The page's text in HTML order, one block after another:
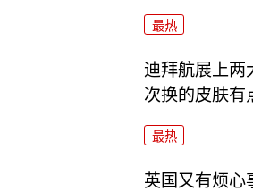
最热
迪拜航展上两
次换的皮肤有
最热
英国又有烦心